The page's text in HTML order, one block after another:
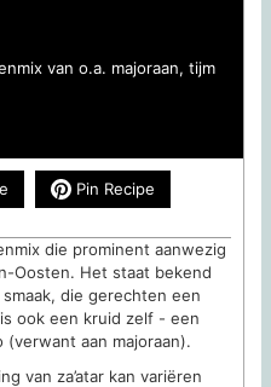
van o.a. majoraan, tijm
Pin Recipe
die prominent aanwezig
Oosten. Het staat bekend
die gerechten een
ook een kruid zelf - een
aan majoraan).
van za’atar kan variëren